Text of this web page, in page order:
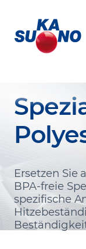
Ersetzen Sie
BPA-freie
spezifische